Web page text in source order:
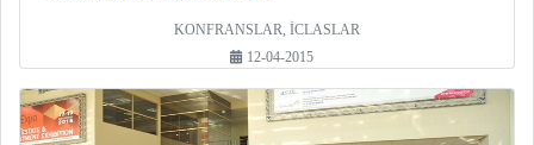
KONFRANSLAR, İCLASLAR
12-04-2015